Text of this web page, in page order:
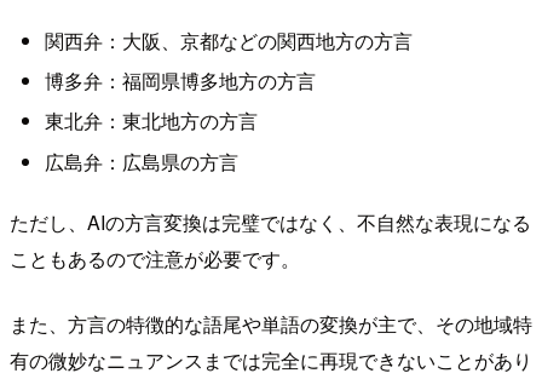
関西弁：大阪、京都などの関西地方の方言
博多弁：福岡県博多地方の方言
東北弁：東北地方の方言
広島弁：広島県の方言
ただし、AIの方言変換は完璧ではなく、不自然な表現になる
こともあるので注意が必要です。
また、方言の特徴的な語尾や単語の変換が主で、その地域特
有の微妙なニュアンスまでは完全に再現できないことがあり